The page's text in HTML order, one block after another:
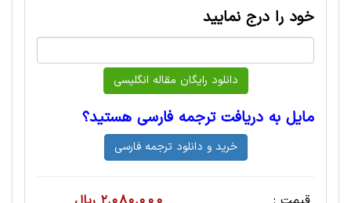
خود را درج نمایید
مایل به دریافت ترجمه فارسی هستید؟